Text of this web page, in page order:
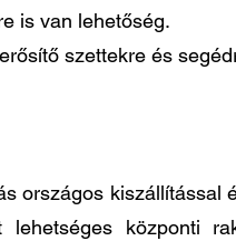
is van lehetőség.
szettekre és
országos kiszállítással
központi